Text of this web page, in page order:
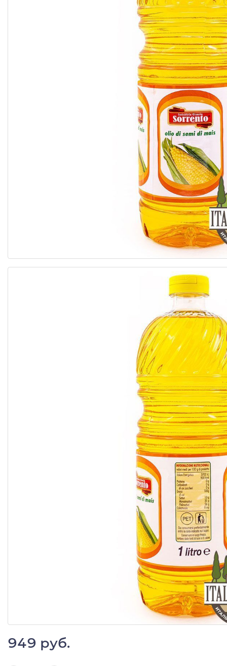
949 руб.